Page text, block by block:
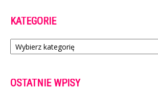
KATEGORIE
Kategorie
OSTATNIE WPISY